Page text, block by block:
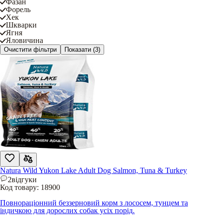
Форель
Хек
Шкварки
Ягня
Яловичина
Очистити фільтри Показати (3)
Natura Wild Yukon Lake Adult Dog Salmon, Tuna & Turkey
2відгуки
Код товару: 18900
Повнораціонний беззерновий корм з лососем, тунцем та
індичкою для дорослих собак усіх порід.